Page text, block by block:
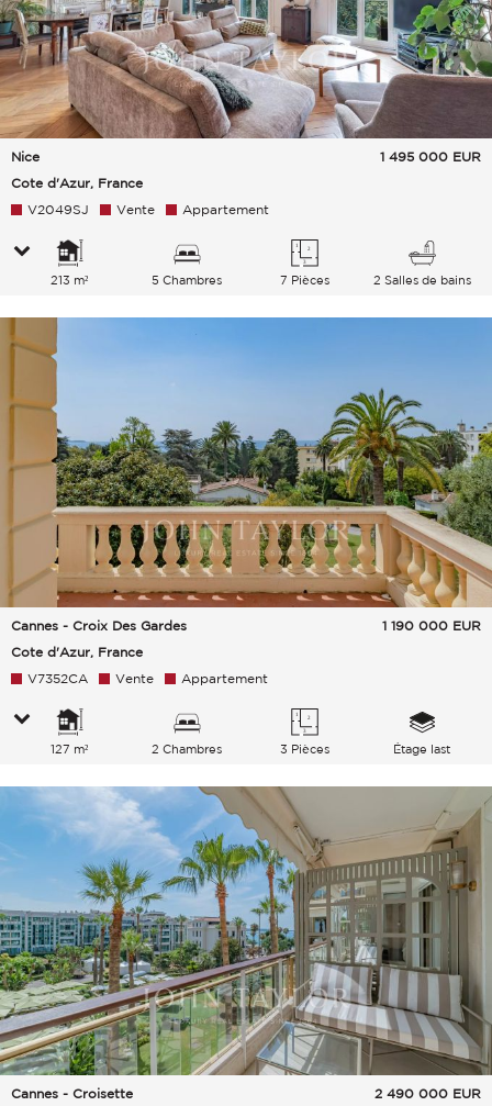
Nice
Cote d'Azur, France
1 495 000 EUR
V2049SJ Vente Appartement
213 m² 5 Chambres 7 Pièces 2 Salles de bains
Cannes - Croix Des Gardes
Cote d'Azur, France
1 190 000 EUR
V7352CA Vente Appartement
127 m² 2 Chambres 3 Pièces Étage last
Cannes - Croisette 2 490 000 EUR